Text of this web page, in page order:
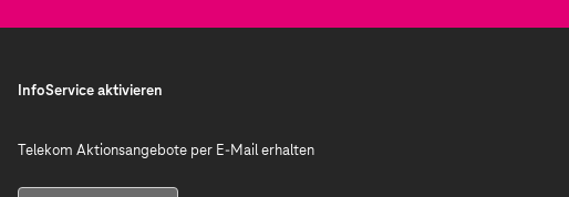
InfoService aktivieren
Telekom Aktionsangebote per E-Mail erhalten